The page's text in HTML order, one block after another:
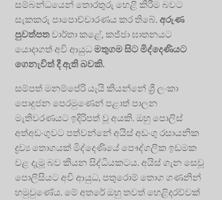
සම්බන්ධයෙන් තොරතුරු හෙළි කිරීම බවට
සැකකරු පාපොච්චාරණය කර තිබේ. අරුණ
පුවත්පත වාර්තා කළේ, කජ්ජා ඝාතනයට
යොදාගත් අවි ආයුධ මතුගම සිට මිද්දෙණියට
ගෙනැවිත් දී ඇති බවකි.
සම්පත් මනම්පේරි යැයි කියන්නේ ශ්‍රී ලංකා
පොදුජන පෙරමුණෙන් පළාත් පාලන
මැතිවරණයට ඉදිරිපත් වූ අයකි. ඔහු පොලිස්
අත්අඩංගුවට පත්වන්නේ අයිස් අඩංගු රසායනික
ද්‍රව්‍ය තොගයක් මිද්දෙණියේ පෞද්ගලික ඉඩමක
වළ දැමූ බව කියන සිද්ධියකටය. අයිස් ගැන සෙවූ
පොලිසියට අවි ආයුධ, පතුරොම් තොග ගණනින්
හමුවුණේය. මේ අතරේ ඔහු තවත් හෙළිදරව්වක්